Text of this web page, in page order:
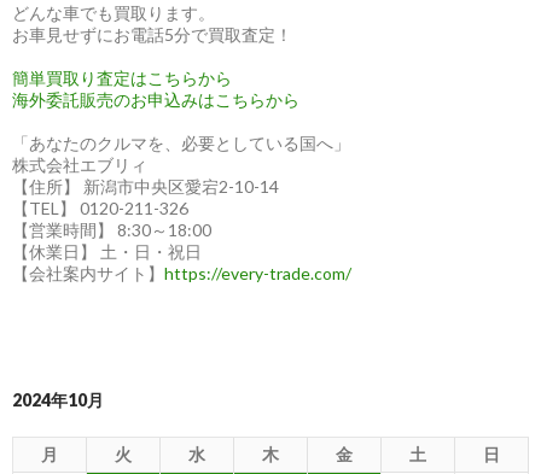
どんな車でも買取ります。
お車見せずにお電話5分で買取査定！
簡単買取り査定はこちらから
海外委託販売のお申込みはこちらから
「あなたのクルマを、必要としている国へ」
株式会社エブリィ
【住所】 新潟市中央区愛宕2-10-14
【TEL】 0120-211-326
【営業時間】 8:30～18:00
【休業日】 土・日・祝日
【会社案内サイト】 https://every-trade.com/
2024年10月
月 火 水 木 金 土
日